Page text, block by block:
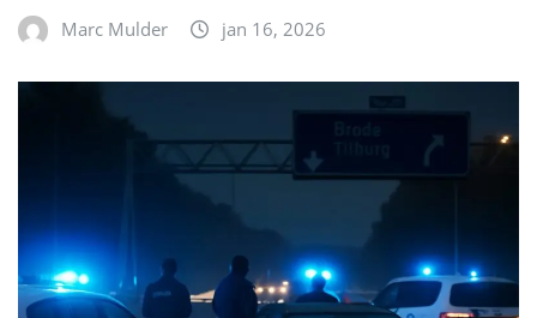
Marc Mulder jan 16, 2026